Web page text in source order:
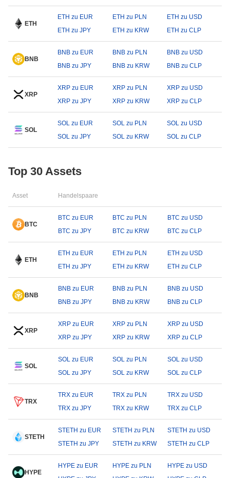
ETH
ETH zu EUR ETH zu PLN
ETH zu USD
ETH zu JPY
ETH zu KRW ETH zu CLP
BNB
BNB zu EUR BNB zu PLN
BNB zu USD
BNB zu JPY
BNB zu KRW BNB zu CLP
XRP
XRP zu EUR XRP zu PLN
XRP zu USD
XRP zu JPY
XRP zu KRW XRP zu CLP
SOL
SOL zu EUR SOL zu PLN
SOL zu USD
SOL zu JPY
SOL zu KRW SOL zu CLP
Top 30 Assets
Asset Handelspaare
BTC
BTC zu EUR BTC zu PLN
BTC zu USD
BTC zu JPY
BTC zu KRW BTC zu CLP
ETH
ETH zu EUR ETH zu PLN
ETH zu USD
ETH zu JPY
ETH zu KRW ETH zu CLP
BNB
BNB zu EUR BNB zu PLN
BNB zu USD
BNB zu JPY
BNB zu KRW BNB zu CLP
XRP
XRP zu EUR XRP zu PLN
XRP zu USD
XRP zu JPY
XRP zu KRW XRP zu CLP
SOL
SOL zu EUR SOL zu PLN
SOL zu USD
SOL zu JPY
SOL zu KRW SOL zu CLP
TRX
TRX zu EUR TRX zu PLN
TRX zu USD
TRX zu JPY
TRX zu KRW TRX zu CLP
STETH
STETH zu EUR STETH zu PLN
STETH zu USD
STETH zu JPY
STETH zu KRW STETH zu CLP
HYPE
HYPE zu EUR HYPE zu PLN
HYPE zu USD